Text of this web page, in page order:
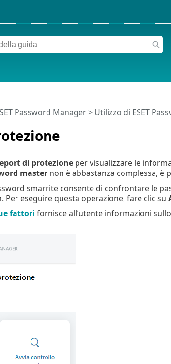
Password Manager> Utilizzo di ESET
di protezioneper visualizzare le
masternon è abbastanza complessa, è
smarrite consente di confrontare le
Per eseguire questa operazione, fare clic su
fattori fornisce all’utente informazioni sullo